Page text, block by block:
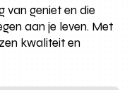
van geniet en die
aan je leven. Met
kwaliteit en